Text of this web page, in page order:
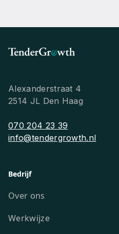
Alexanderstraat 4
2514 JL Den Haag
070 204 23 39
info@tendergrowth.nl
Bedrijf
Over ons
Werkwijze